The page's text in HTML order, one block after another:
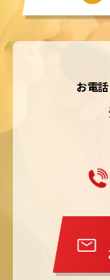
お電